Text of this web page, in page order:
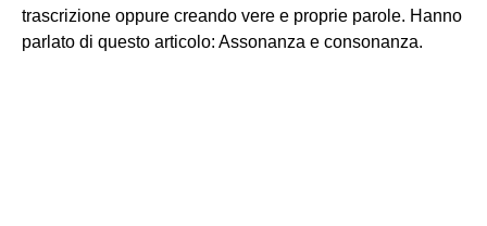
trascrizione oppure creando vere e proprie parole. Hanno
parlato di questo articolo: Assonanza e consonanza.